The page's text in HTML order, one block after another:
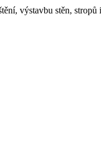
výstavbu stěn, stropů